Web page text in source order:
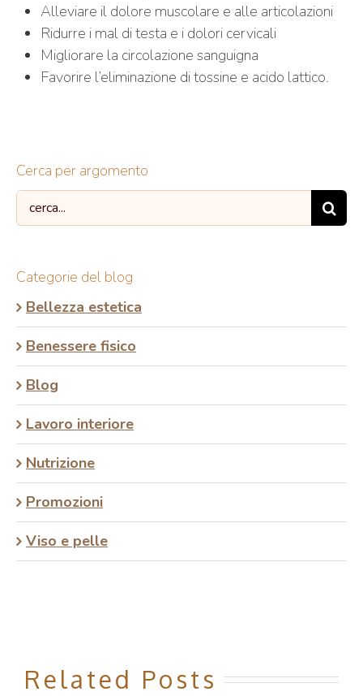
Alleviare il dolore muscolare e alle articolazioni
Ridurre i mal di testa e i dolori cervicali
Migliorare la circolazione sanguigna
Favorire l’eliminazione di tossine e acido lattico.
Cerca per argomento
Search
for:
Categorie del blog
Bellezza estetica
Benessere fisico
Blog
Lavoro interiore
Nutrizione
Promozioni
Viso e pelle
Related Posts